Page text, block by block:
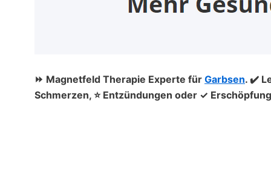
⏩ Magnetfeld Therapie Experte für Garbsen. ✔️
Schmerzen, ⭐ Entzündungen oder ✓